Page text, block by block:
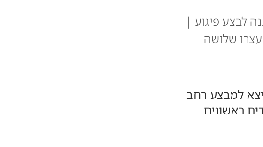
לבצע פיגוע |
שלושה
למבצע רחב
ראשונים